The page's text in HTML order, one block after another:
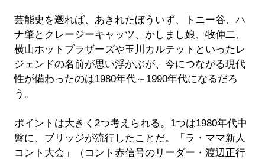
芸能史を遡れば、あきれたぼういず、トニー谷、ハ
ナ肇とクレージーキャッツ、かしまし娘、牧伸二、
横山ホットブラザーズや玉川カルテットといったレ
ジェンドの名前が思い浮かぶが、今につながる現代
性が備わったのは1980年代～1990年代になるだろ
う。
ポイントは大きく2つ考えられる。1つは1980年代中
盤に、ブリッジが流行したことだ。「ラ・ママ新人
コント大会」（コント赤信号のリーダー・渡辺正行